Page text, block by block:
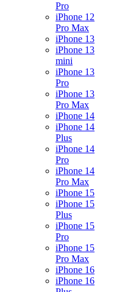
Pro
iPhone 12
Pro Max
iPhone 13
iPhone 13
mini
iPhone 13
Pro
iPhone 13
Pro Max
iPhone 14
iPhone 14
Plus
iPhone 14
Pro
iPhone 14
Pro Max
iPhone 15
iPhone 15
Plus
iPhone 15
Pro
iPhone 15
Pro Max
iPhone 16
iPhone 16